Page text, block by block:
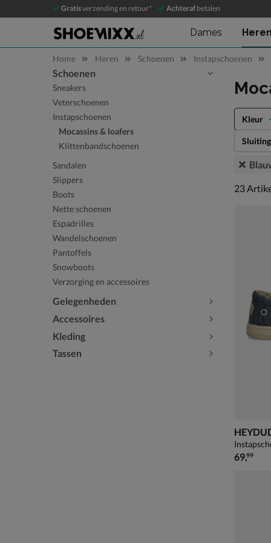
Gratisverzending en retour* Achteraf betalen
Dames Heren
Home Heren Schoenen Instapschoenen
Sla categorieën over
Schoenen
Sneakers
Veterschoenen
Instapschoenen
Mocassins & loafers
Klittenbandschoenen
Sandalen
Slippers
Boots
Nette schoenen
Espadrilles
Wandelschoenen
Pantoffels
Snowboots
Verzorging en accessoires
Gelegenheden
Accessoires
Kleding
Tassen
Kleur
Sluiting
23
23
€ 69,99
69,99